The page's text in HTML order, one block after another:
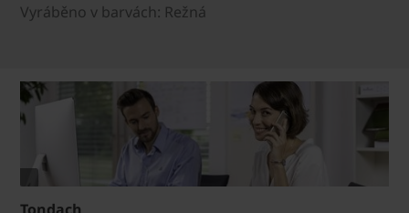
Vyráběno v barvách: Režná
Tondach